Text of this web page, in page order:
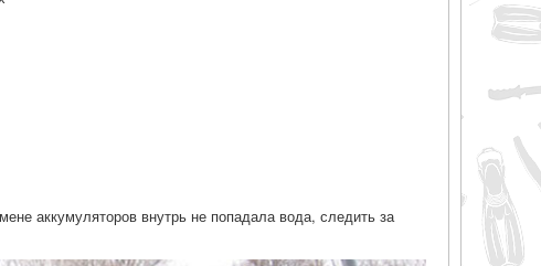
аккумуляторов внутрь не попадала вода, следить за